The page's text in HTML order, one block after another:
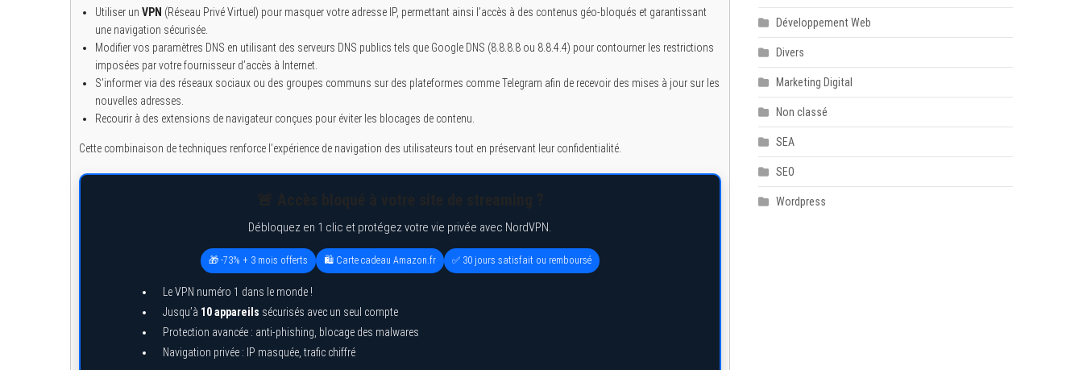
Utiliser un VPN (Réseau Privé Virtuel) pour masquer votre adresse IP, permettant ainsi l’accès à des contenus géo-bloqués et garantissant
une navigation sécurisée.
Modifier vos paramètres DNS en utilisant des serveurs DNS publics tels que Google DNS (8.8.8.8 ou 8.8.4.4) pour contourner les restrictions
imposées par votre fournisseur d’accès à Internet.
S’informer via des réseaux sociaux ou des groupes communs sur des plateformes comme Telegram afin de recevoir des mises à jour sur les
nouvelles adresses.
Recourir à des extensions de navigateur conçues pour éviter les blocages de contenu.
Cette combinaison de techniques renforce l’expérience de navigation des utilisateurs tout en préservant leur confidentialité.
Débloquez en 1 clic et protégez votre vie privée avec NordVPN.
🎁 -73% + 3 mois offerts 🛍️ Carte cadeau Amazon.fr ✅ 30 jours satisfait ou remboursé
Le VPN numéro 1 dans le monde !
Jusqu’à 10 appareils sécurisés avec un seul compte
Protection avancée : anti-phishing, blocage des malwares
Navigation privée : IP masquée, trafic chiffré
Développement Web
Divers
Marketing Digital
Non classé
SEA
SEO
Wordpress